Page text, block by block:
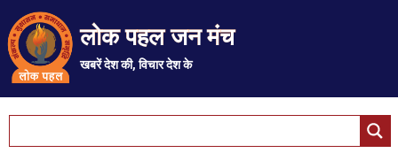
लोक पहल जन मंच
खबरें देश की, विचार देश के